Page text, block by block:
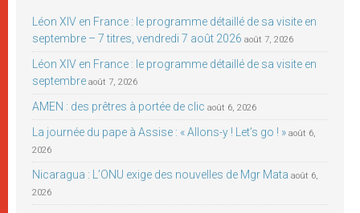
Léon XIV en France : le programme détaillé de sa visite en
septembre – 7 titres, vendredi 7 août 2026 août 7, 2026
Léon XIV en France : le programme détaillé de sa visite en
septembre août 7, 2026
AMEN : des prêtres à portée de clic août 6, 2026
La journée du pape à Assise : « Allons-y ! Let’s go ! » août 6,
2026
Nicaragua : L’ONU exige des nouvelles de Mgr Mata août 6,
2026